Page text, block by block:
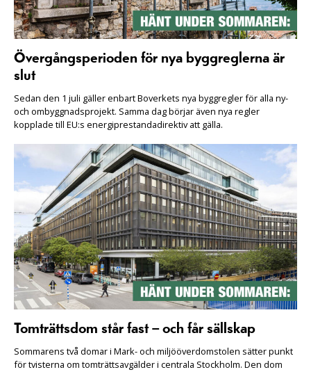
Övergångsperioden för nya byggreglerna är
slut
Sedan den 1 juli gäller enbart Boverkets nya byggregler för alla ny-
och ombyggnadsprojekt. Samma dag börjar även nya regler
kopplade till EU:s energiprestandadirektiv att gälla.
Tomträttsdom står fast – och får sällskap
Sommarens två domar i Mark- och miljööverdomstolen sätter punkt
för tvisterna om tomträttsavgälder i centrala Stockholm. Den dom